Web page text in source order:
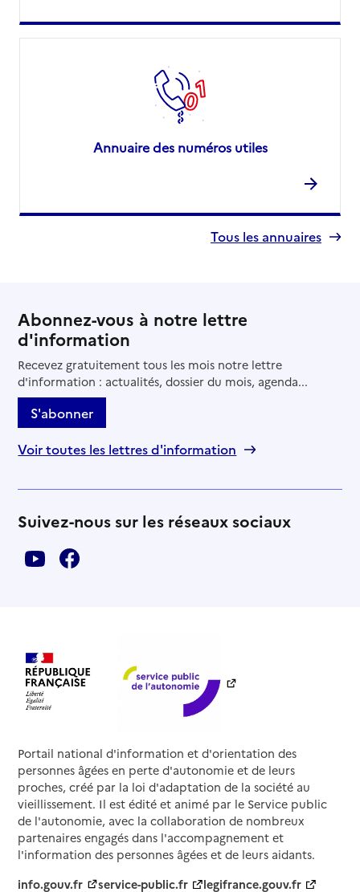
Annuaire des numéros utiles
Tous les annuaires
Abonnez-vous à notre lettre
d'information
Recevez gratuitement tous les mois notre lettre
d'information : actualités, dossier du mois, agenda...
S'abonner
Voir toutes les lettres d'information
Suivez-nous sur les réseaux sociaux
Portail national d'information et d'orientation des
personnes âgées en perte d'autonomie et de leurs
proches, créé par la loi d'adaptation de la société au
vieillissement. Il est édité et animé par le Service public
de l'autonomie, avec la collaboration de nombreux
partenaires engagés dans l'accompagnement et
l'information des personnes âgées et de leurs aidants.
info.gouv.fr
service-public.fr
legifrance.gouv.fr